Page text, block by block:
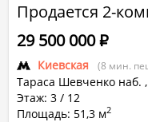
Продается 2-
Киевская (8 мин.
Тараса Шевченко наб. ,
Этаж: 3 / 12
Площадь: 51,3 м2
29 500 000Р